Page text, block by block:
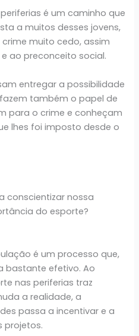
é um caminho que
a muitos desses jovens,
muito cedo, assim
ao preconceito social.
entregar a possibilidade
também o papel de
para o crime e conheçam
lhes foi imposto desde o
conscientizar nossa
do esporte?
é um processo que,
bastante efetivo. Ao
nas periferias traz
a realidade, a
passa a incentivar e a
projetos.